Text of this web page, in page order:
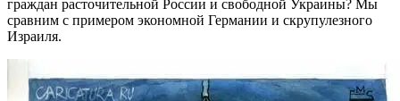
граждан расточительной России и свободной Украины? Мы
сравним с примером экономной Германии и скрупулезного
Израиля.